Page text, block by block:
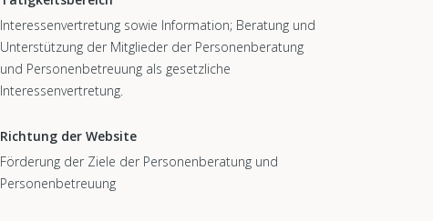
Interessenvertretung sowie Information; Beratung und
Unterstützung der Mitglieder der Personenberatung
und Personenbetreuung als gesetzliche
Interessenvertretung.
Richtung der Website
Förderung der Ziele der Personenberatung und
Personenbetreuung